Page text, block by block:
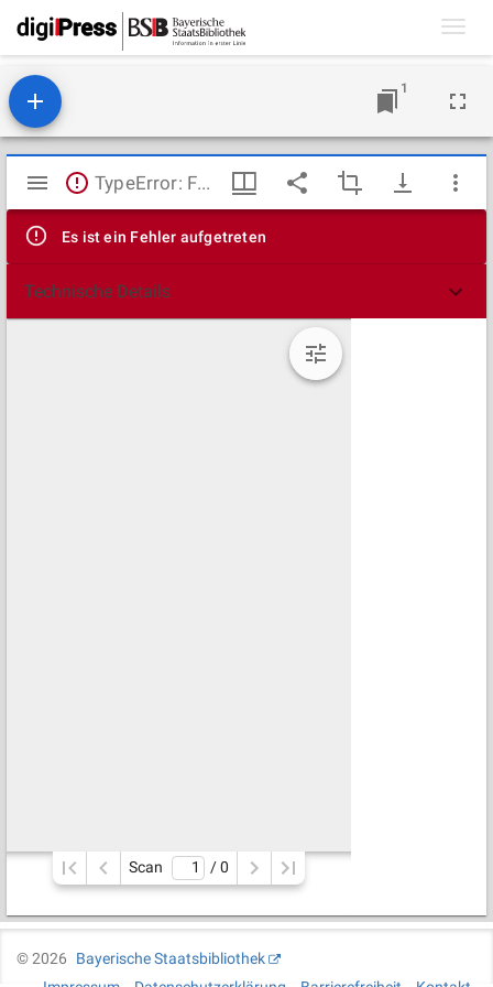
1
Mirador
Viewer
TypeError: Failed to fetch
Es ist ein Fehler aufgetreten
Technische Details
Scan / 0
©2026
Bayerische Staatsbibliothek